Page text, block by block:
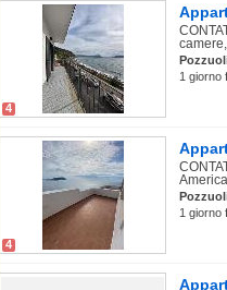
4
1 giorno
4
1 giorno